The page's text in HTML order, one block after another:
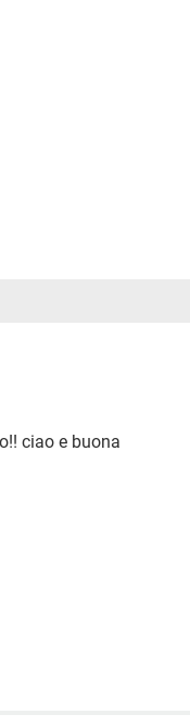
ciao e buona